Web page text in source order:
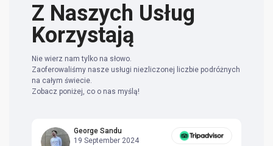
Z Naszych Usług
Korzystają
Nie wierz nam tylko na słowo.
Zaoferowaliśmy nasze usługi niezliczonej liczbie podróżnych
na całym świecie.
Zobacz poniżej, co o nas myślą!
George Sandu
19 September 2024